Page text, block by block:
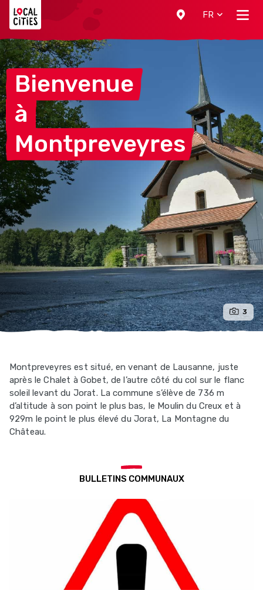
FR
Bienvenue
à
Montpreveyres
3
Montpreveyres est situé, en venant de Lausanne, juste
après le Chalet à Gobet, de l’autre côté du col sur le flanc
soleil levant du Jorat. La commune s’élève de 736 m
d’altitude à son point le plus bas, le Moulin du Creux et à
929m le point le plus élevé du Jorat, La Montagne du
Château.
BULLETINS COMMUNAUX